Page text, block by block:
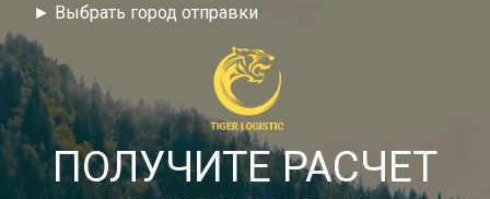
Тарифы
► Выбрать город отправки
ПОЛУЧИТЕ РАСЧЕТ